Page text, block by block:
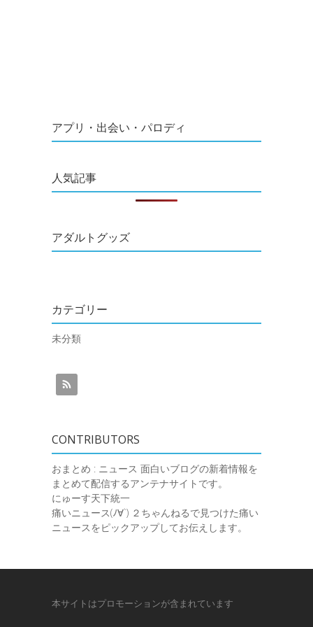
アプリ・出会い・パロディ
人気記事
アダルトグッズ
カテゴリー
未分類
CONTRIBUTORS
おまとめ : ニュース 面白いブログの新着情報を
まとめて配信するアンテナサイトです。
にゅーす天下統一
痛いニュース(ﾉ∀`) ２ちゃんねるで見つけた痛い
ニュースをピックアップしてお伝えします。
本サイトはプロモーションが含まれています